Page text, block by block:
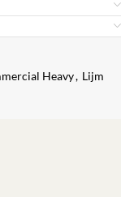
Heavy, Lijm